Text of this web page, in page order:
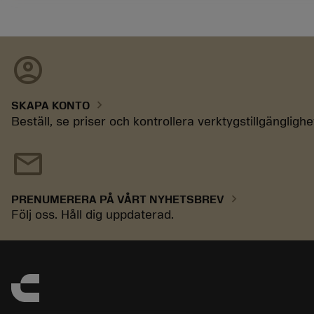
account_circle
SKAPA KONTO chevron_right
Beställ, se priser och kontrollera
mail
PRENUMERERA PÅ VÅRT NYHETSBREV chevron_right
Följ oss. Håll dig uppdaterad.